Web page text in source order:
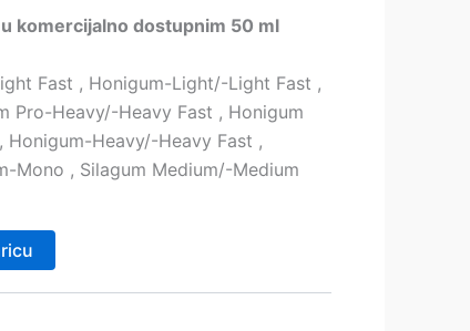
komercijalno dostupnim 50 ml
Fast , Honigum-Light/-Light Fast ,
Pro-Heavy/-Heavy Fast , Honigum
Honigum-Heavy/-Heavy Fast ,
Mono , Silagum Medium/-Medium